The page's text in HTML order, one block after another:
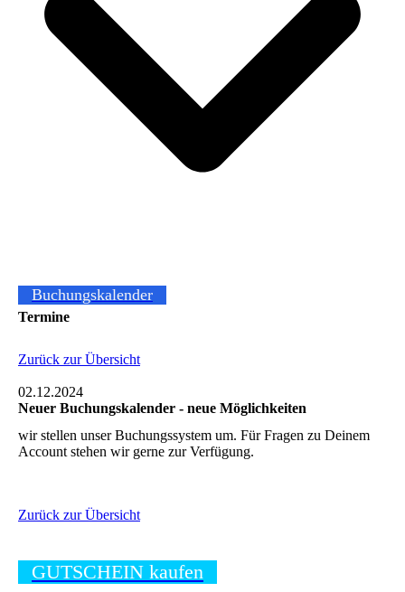
Buchungskalender
Termine
Zurück zur Übersicht
02.12.2024
Neuer Buchungskalender - neue Möglichkeiten
wir stellen unser Buchungssystem um. Für Fragen zu Deinem
Account stehen wir gerne zur Verfügung.
Zurück zur Übersicht
GUTSCHEIN kaufen